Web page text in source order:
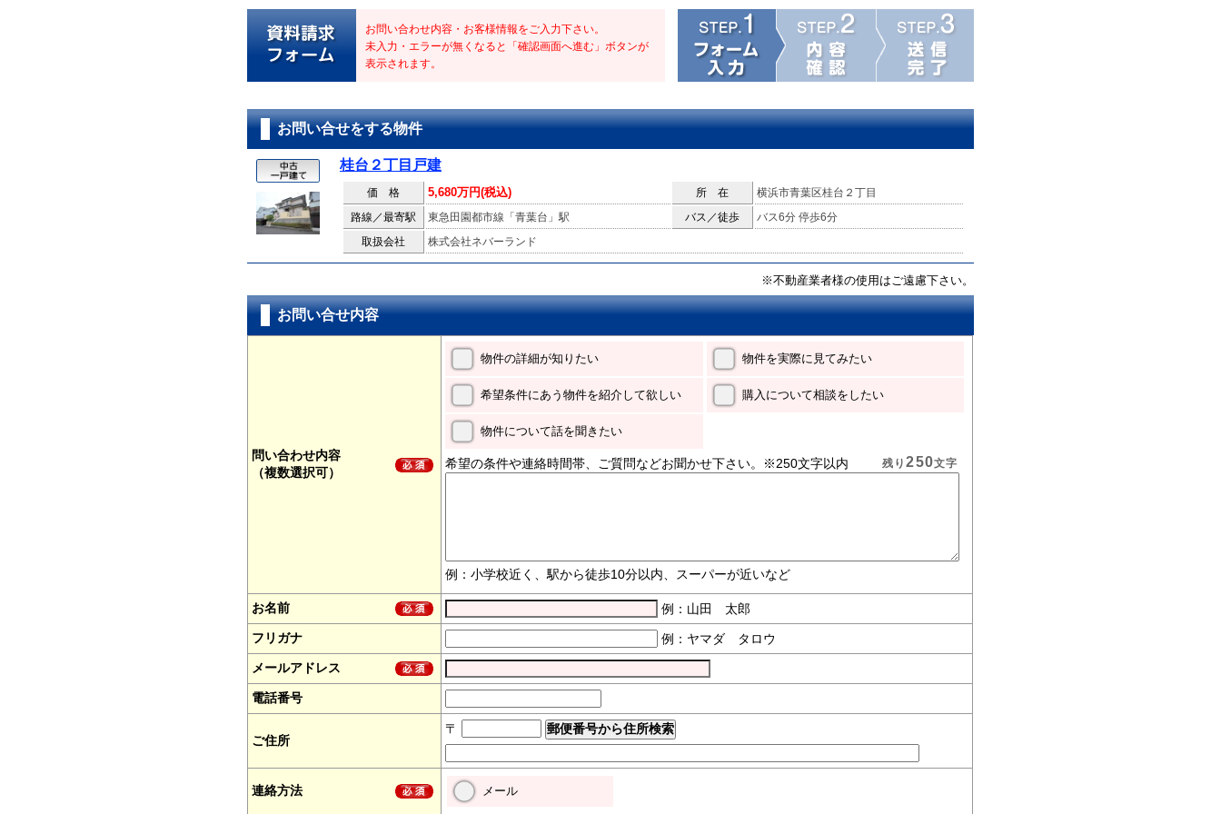
お問い合わせ内容・お客様情報をご入力下さい。
未入力・エラーが無くなると「確認画面へ進む」ボタンが
表示されます。
お問い合せをする物件
桂台２丁目戸建
価 格 5,680万円(税込) 所 在
横浜市青葉区桂台２丁目
路線／最寄駅
東急田園都市線「青葉台」駅 バス／徒歩
バス6分 停歩6分
取扱会社
株式会社ネバーランド
※不動産業者様の使用はご遠慮下さい。
お問い合せ内容
問い合わせ内容
（複数選択可）
物件の詳細が知りたい 物件を実際に見てみたい
希望条件にあう物件を紹介して欲しい 購入について相談をしたい
物件について話を聞きたい
希望の条件や連絡時間帯、ご質問などお聞かせ下さい。※250文字以内
例：小学校近く、駅から徒歩10分以内、スーパーが近いなど
残り250文字
お名前
例：山田 太郎
フリガナ
例：ヤマダ タロウ
メールアドレス
電話番号
ご住所
〒
連絡方法 メール